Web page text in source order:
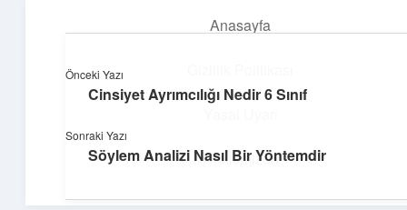
Anasayfa
Hakkımızda
Teknoloji ve Aşk
Dijital dünyada keyifli bir macera!
Önceki Yazı
Cinsiyet Ayrımcılığı Nedir 6 Sınıf
Sonraki Yazı
Söylem Analizi Nasıl Bir Yöntemdir